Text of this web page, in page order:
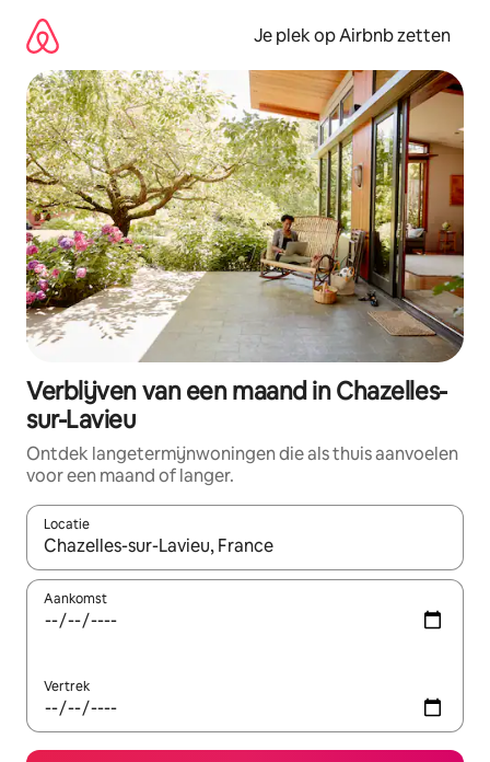
direct
naar
inhoud
Je plek op Airbnb zetten
Verblijven van een maand in Chazelles-
sur-Lavieu
Ontdek langetermijnwoningen die als thuis aanvoelen
voor een maand of langer.
Locatie
Wanneer er resultaten beschikbaar zijn, maak je een keuze
Aankomst
Vertrek